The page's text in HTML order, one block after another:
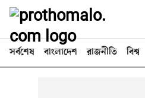
সর্বশেষ বাংলাদেশ রাজনীতি বিশ্ব